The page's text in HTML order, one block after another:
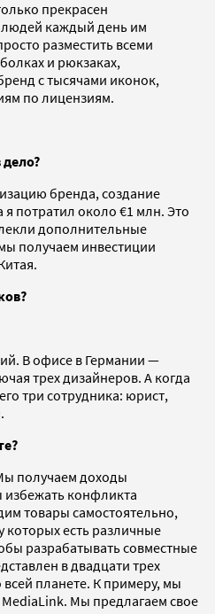
прекрасен
каждый день им
разместить всеми
и рюкзаках,
с тысячами иконок,
по лицензиям.
бренда, создание
потратил около €1 млн. Это
дополнительные
получаем инвестиции
В офисе в Германии —
трех дизайнеров. А когда
три сотрудника: юрист,
получаем доходы
конфликта
товары самостоятельно,
есть различные
разрабатывать совместные
в двадцати трех
планете. К примеру, мы
Мы предлагаем свое